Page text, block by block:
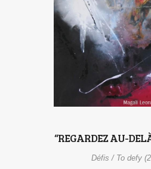
“REGARDEZ AU-
Défis / To defy